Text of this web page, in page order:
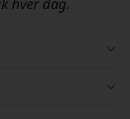
hver dag.